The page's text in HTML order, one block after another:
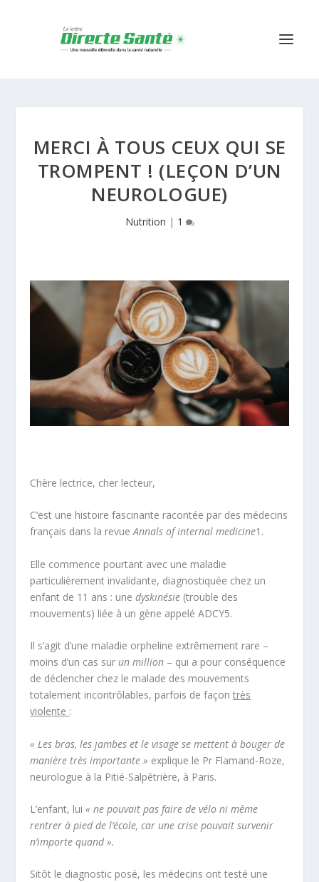
MERCI À TOUS CEUX QUI SE
TROMPENT ! (LEÇON D’UN
NEUROLOGUE)
Nutrition | 1
Chère lectrice, cher lecteur,
C’est une histoire fascinante racontée par des médecins
français dans la revueAnnals of internal medicine1 .
Elle commence pourtant avec une maladie
particulièrement invalidante, diagnostiquée chez un
enfant de 11 ans : une dyskinésie (trouble des
mouvements) liée à un gène appelé ADCY5.
Il s’agit d’une maladie orpheline extrêmement rare –
moins d’un cas sur un million – qui a pour conséquence
de déclencher chez le malade des mouvements
totalement incontrôlables, parfois de façontrès
violente :
« Les bras, les jambes et le visage se mettent à bouger de
manière très importante » explique le Pr Flamand-Roze,
neurologue à la Pitié-Salpêtrière, à Paris.
L’enfant, lui « ne pouvait pas faire de vélo ni même
rentrer à pied de l’école, car une crise pouvait survenir
n’importe quand ».
Sitôt le diagnostic posé, les médecins ont testé une